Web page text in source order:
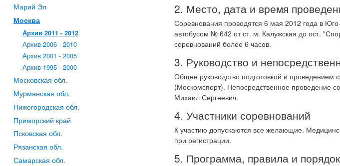
Марий Эл
Москва
Архив 2011 - 2012
Архив 2006 - 2010
Архив 2001 - 2005
Архив 1995 - 2000
Московская обл.
Мурманская обл.
Нижегородская обл.
Приморский край
Псковская обл.
Рязанская обл.
Самарская обл.
2. Место, дата и время
Соревнования проводятся 6 мая 2012 года в
автобусом № 642 от ст. м. Калужская до ост.
соревнований более 6 часов.
3. Руководство и
Общее руководство подготовкой и проведением
(Москомспорт). Непосредственное проведение
Михаил Сергеевич.
4. Участники соревнований
К участию допускаются все желающие.
при регистрации.
5. Программа, правила и